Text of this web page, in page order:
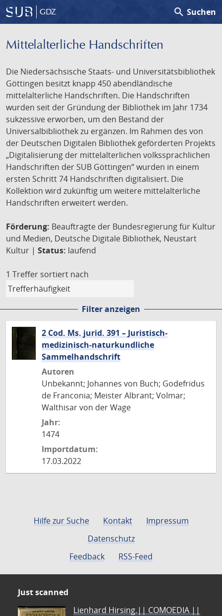
GDZ search Suchen
Mittelalterliche Handschriften
Die Niedersächsische Staats- und Universitätsbibliothek
Göttingen besitzt knapp 450 abendländische
mittelalterliche Handschriften. Die Handschriften
wurden seit der Gründung der Bibliothek im Jahr 1734
sukzessive erworben, um den Bestand der
Universalbibliothek zu ergänzen. Im Rahmen des von
der Deutschen Digitalen Bibliothek geförderten Projekts
„Digitalisierung der mittelalterlichen volkssprachlichen
Handschriften der SUB Göttingen“ wurden in einem
ersten Schritt 74 Handschriften digitalisiert. Die
Kollektion wird zukünftig um weitere mittelalterliche
Handschriften erweitert werden.
Förderung: Beauftragte der Bundesregierung für Kultur
und Medien, Deutsche Digitale Bibliothek, Neustart
Kultur | Status: laufend
1 Treffer sortiert nach
Filter anzeigen
2 Cod. Ms. jurid. 391 – Juristisch-
medizinisch-naturkundliche
Sammelhandschrift
Autoren
Unbekannt; Johannes von Buch; Godefridus
de Franconia; Meister Albrant; Volmar;
Walthisar von der Wage
Jahr:
1474
Importdatum:
17.03.2022
Hilfe zur Suche Kontakt
Impressum
Datenschutz
Feedback
RSS-Feed
Just scanned
Lienhard Hirsing.|| COMOEDIA ||